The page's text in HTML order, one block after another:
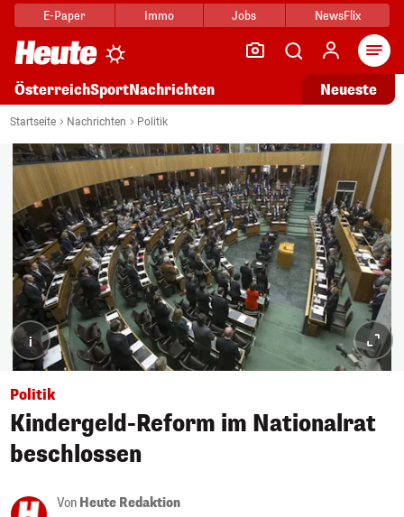
E-Paper Immo Jobs NewsFlix
ÖsterreichSportNachrichten Neueste
Startseite Nachrichten Politik
i
Politik
Kindergeld-Reform im Nationalrat
beschlossen
Von Heute Redaktion